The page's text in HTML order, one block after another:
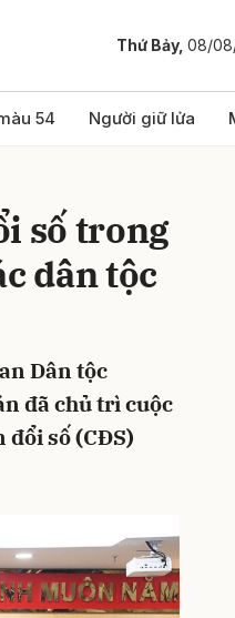
Thứ Bảy, 08/
54 Người giữ lửa
số trong
dân tộc
Dân tộc
đã chủ trì cuộc
đổi số (CĐS)